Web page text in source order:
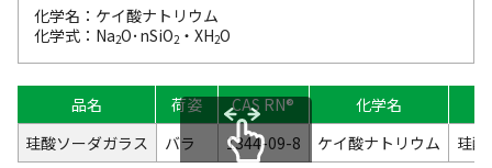
化学名：ケイ酸ナトリウム
化学式：Na2O･nSiO2・XH2O
品名 荷姿 CAS RN®
化学名
珪酸ソーダガラス
バラ 1344-09-8 ケイ酸ナトリウム 珪